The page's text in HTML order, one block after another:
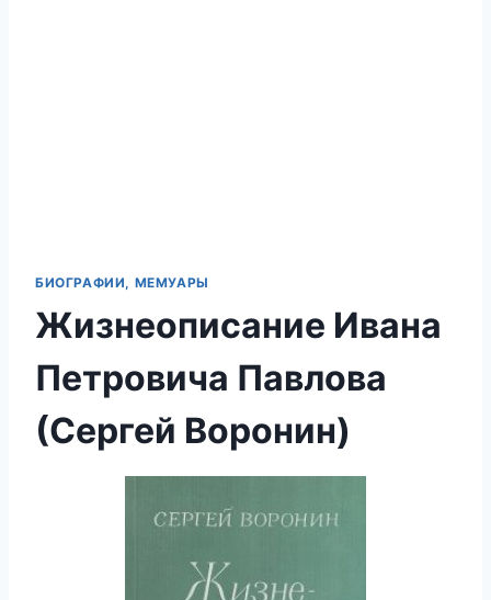
БИОГРАФИИ, МЕМУАРЫ
Жизнеописание Ивана
Петровича Павлова
(Сергей Воронин)